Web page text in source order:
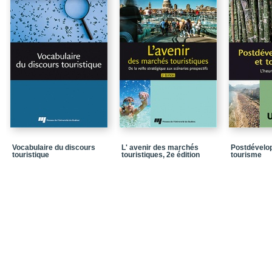
Chapitre 5. La
Chapitre 6. Le droit
Annexe 1. Un
Annexe 2. Des
l’accessibilité des
Table de la législation
Bibliographie
Vocabulaire du discours
touristique
L' avenir des marchés
touristiques, 2e édition
tourisme